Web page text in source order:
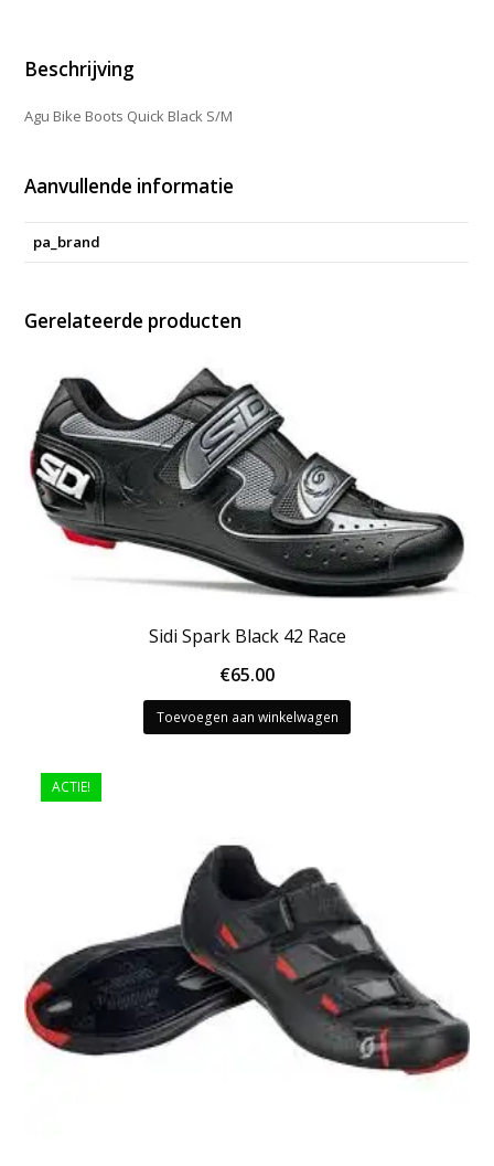
Beschrijving
Agu Bike Boots Quick Black S/M
Aanvullende informatie
pa_brand
Gerelateerde producten
Sidi Spark Black 42 Race
€65.00
Toevoegen aan winkelwagen
ACTIE!